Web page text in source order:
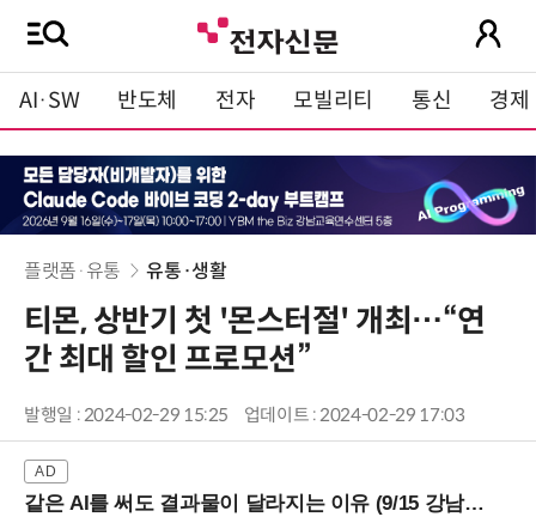
AI·SW 반도체 전자 모빌리티 통신 경제
플랫폼·유통 유통·생활
티몬, 상반기 첫 '몬스터절' 개최…“연
간 최대 할인 프로모션”
발행일 : 2024-02-29 15:25 업데이트 : 2024-02-29 17:03
같은 AI를 써도 결과물이 달라지는 이유 (9/15 강남역)